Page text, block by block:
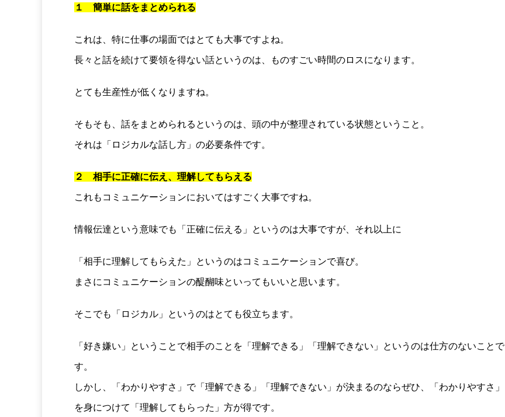
１ 簡単に話をまとめられる
これは、特に仕事の場面ではとても大事ですよね。
長々と話を続けて要領を得ない話というのは、ものすごい時間のロスになります。
とても生産性が低くなりますね。
そもそも、話をまとめられるというのは、頭の中が整理されている状態ということ。
それは「ロジカルな話し方」の必要条件です。
２ 相手に正確に伝え、理解してもらえる
これもコミュニケーションにおいてはすごく大事ですね。
情報伝達という意味でも「正確に伝える」というのは大事ですが、それ以上に
「相手に理解してもらえた」というのはコミュニケーションで喜び。
まさにコミュニケーションの醍醐味といってもいいと思います。
そこでも「ロジカル」というのはとても役立ちます。
「好き嫌い」ということで相手のことを「理解できる」「理解できない」というのは仕方のないことで
す。
しかし、「わかりやすさ」で「理解できる」「理解できない」が決まるのならぜひ、「わかりやすさ」
を身につけて「理解してもらった」方が得です。